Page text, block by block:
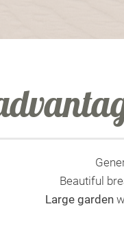
Beautiful
Large garden